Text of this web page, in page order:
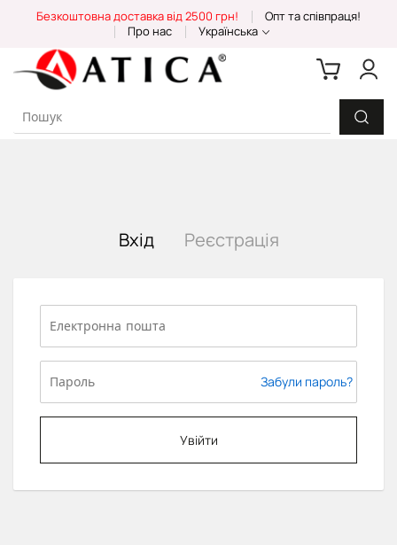
Content
Безкоштовна доставка від 2500 грн!
Опт та співпраця!
Про нас
Українська
Вхід Реєстрація
Забули пароль?
Увійти